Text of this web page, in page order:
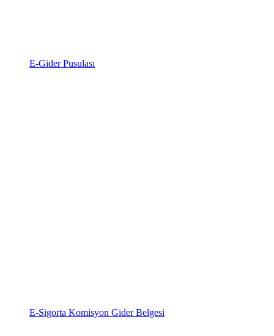
E-Gider Pusulası
E-Sigorta Komisyon Gider Belgesi